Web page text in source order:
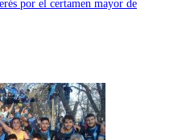
por el certamen mayor de